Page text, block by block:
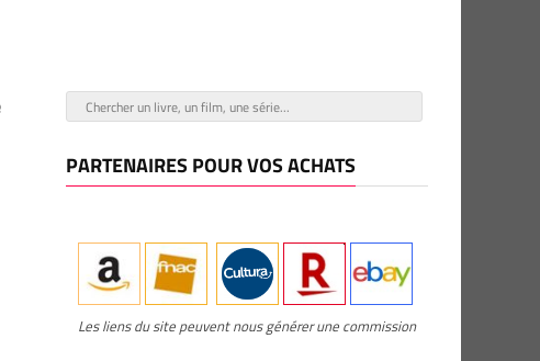
PARTENAIRES POUR VOS ACHATS
Les liens du site peuvent nous générer une commission